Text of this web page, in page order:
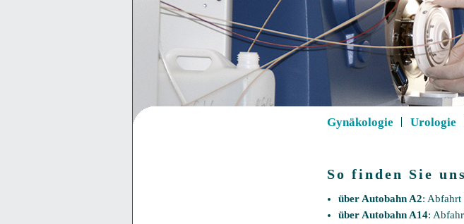
Gynäkologie Urologie
So finden Sie uns
über Autobahn A2:
über Autobahn A14: